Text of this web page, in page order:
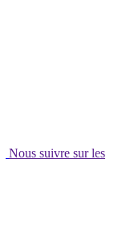
Nous suivre sur les